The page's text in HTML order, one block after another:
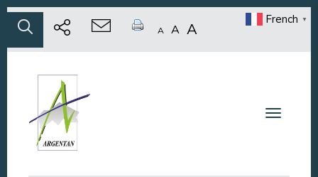
A A A
French ▼
Toggle